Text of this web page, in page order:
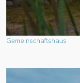
Gemeinschaftshaus